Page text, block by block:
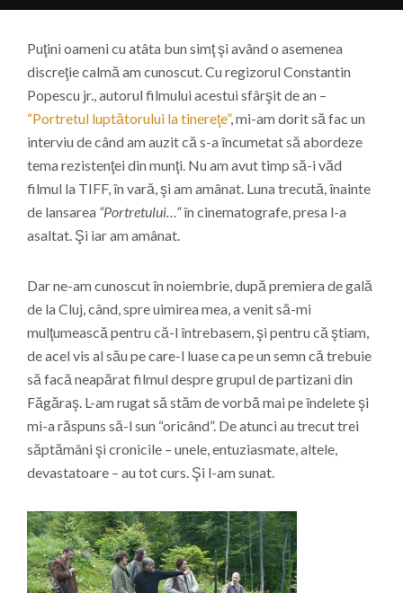
Puţini oameni cu atâta bun simţ şi având o asemenea
discreţie calmă am cunoscut. Cu regizorul Constantin
Popescu jr., autorul filmului acestui sfârşit de an –
“Portretul luptătorului la tinereţe”, mi-am dorit să fac un
interviu de când am auzit că s-a încumetat să abordeze
tema rezistenţei din munţi. Nu am avut timp să-i văd
filmul la TIFF, în vară, şi am amânat. Luna trecută, înainte
de lansarea “Portretului…”în cinematografe, presa l-a
asaltat. Şi iar am amânat.
Dar ne-am cunoscut în noiembrie, după premiera de gală
de la Cluj, când, spre uimirea mea, a venit să-mi
mulţumească pentru că-l întrebasem, şi pentru că ştiam,
de acel vis al său pe care-l luase ca pe un semn că trebuie
să facă neapărat filmul despre grupul de partizani din
Făgăraş. L-am rugat să stăm de vorbă mai pe îndelete şi
mi-a răspuns să-l sun “oricând”. De atunci au trecut trei
săptămâni şi cronicile – unele, entuziasmate, altele,
devastatoare – au tot curs. Şi l-am sunat.